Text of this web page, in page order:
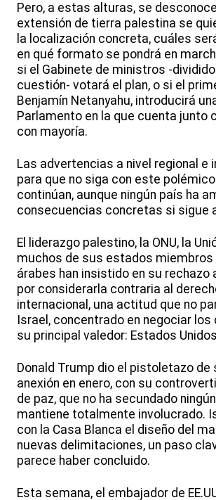
Pero, a estas alturas, se
extensión de tierra palestina se
la localización concreta, cuáles
en qué formato se pondrá en
si el Gabinete de ministros -
cuestión- votará el plan, o si el
Benjamín Netanyahu, introducirá
Parlamento en la que cuenta junto
con mayoría.
Las advertencias a nivel regional e
para que no siga con este
continúan, aunque ningún país ha
consecuencias concretas si sigue
El liderazgo palestino, la ONU, la
muchos de sus estados miembros
árabes han insistido en su rechazo
por considerarla contraria al
internacional, una actitud que no
Israel, concentrado en negociar
su principal valedor: Estados
Donald Trump dio el pistoletazo de
anexión en enero, con su
de paz, que no ha secundado
mantiene totalmente involucrado.
con la Casa Blanca el diseño del
nuevas delimitaciones, un paso
parece haber concluido.
Esta semana, el embajador de